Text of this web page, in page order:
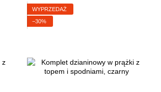
WYPRZEDAŻ
−30%